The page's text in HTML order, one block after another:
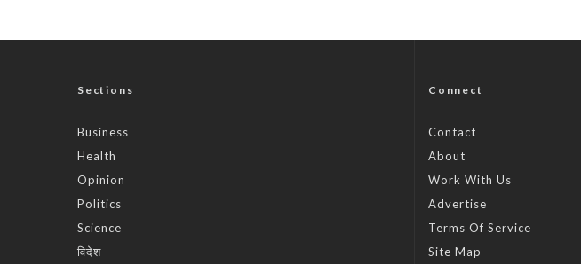
Sections
Business
Health
Opinion
Politics
Science
विदेश
Connect
Contact
About
Work With Us
Advertise
Terms Of Service
Site Map